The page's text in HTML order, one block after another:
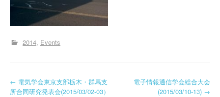
2014 Events
投
← 電気学会東京支部栃木・群馬支
所合同研究発表会(2015/03/02-03）
電子情報通信学会総合大会
(2015/03/10-13) →